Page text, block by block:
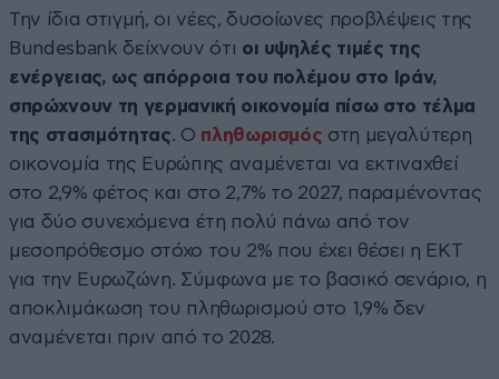
Την ίδια στιγμή, οι νέες, δυσοίωνες προβλέψεις της
Bundesbank δείχνουν ότι οι υψηλές τιμές της
ενέργειας, ως απόρροια του πολέμου στο Ιράν,
σπρώχνουν τη γερμανική οικονομία πίσω στο τέλμα
της στασιμότητας. Ο πληθωρισμός στη μεγαλύτερη
οικονομία της Ευρώπης αναμένεται να εκτιναχθεί
στο 2,9% φέτος και στο 2,7% το 2027, παραμένοντας
για δύο συνεχόμενα έτη πολύ πάνω από τον
μεσοπρόθεσμο στόχο του 2% που έχει θέσει η ΕΚΤ
για την Ευρωζώνη. Σύμφωνα με το βασικό σενάριο, η
αποκλιμάκωση του πληθωρισμού στο 1,9% δεν
αναμένεται πριν από το 2028.